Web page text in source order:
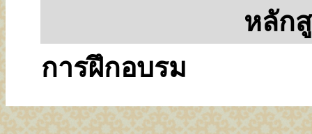
หลัก
การฝึกอบรม